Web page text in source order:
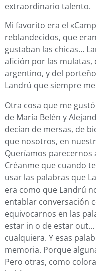
extraordinario talento.
Mi favorito era el
reblandecidos, que
gustaban las chicas…
afición por las
argentino, y del
Landrú que siempre
Otra cosa que me
de María Belén y
decían de mersas, de
que nosotros, en
Queríamos parecernos
Créanme que cuando
usar las palabras que
era como que Landrú
entablar conversación
equivocarnos en las
estar in o de estar
cualquiera. Y esas
memoria. Porque
Pero otras, como